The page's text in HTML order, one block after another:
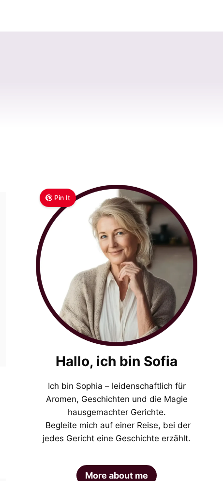
Pin It
Hallo, ich bin Sofia
Ich bin Sophia – leidenschaftlich für
Aromen, Geschichten und die Magie
hausgemachter Gerichte.
Begleite mich auf einer Reise, bei der
jedes Gericht eine Geschichte erzählt.
More about me